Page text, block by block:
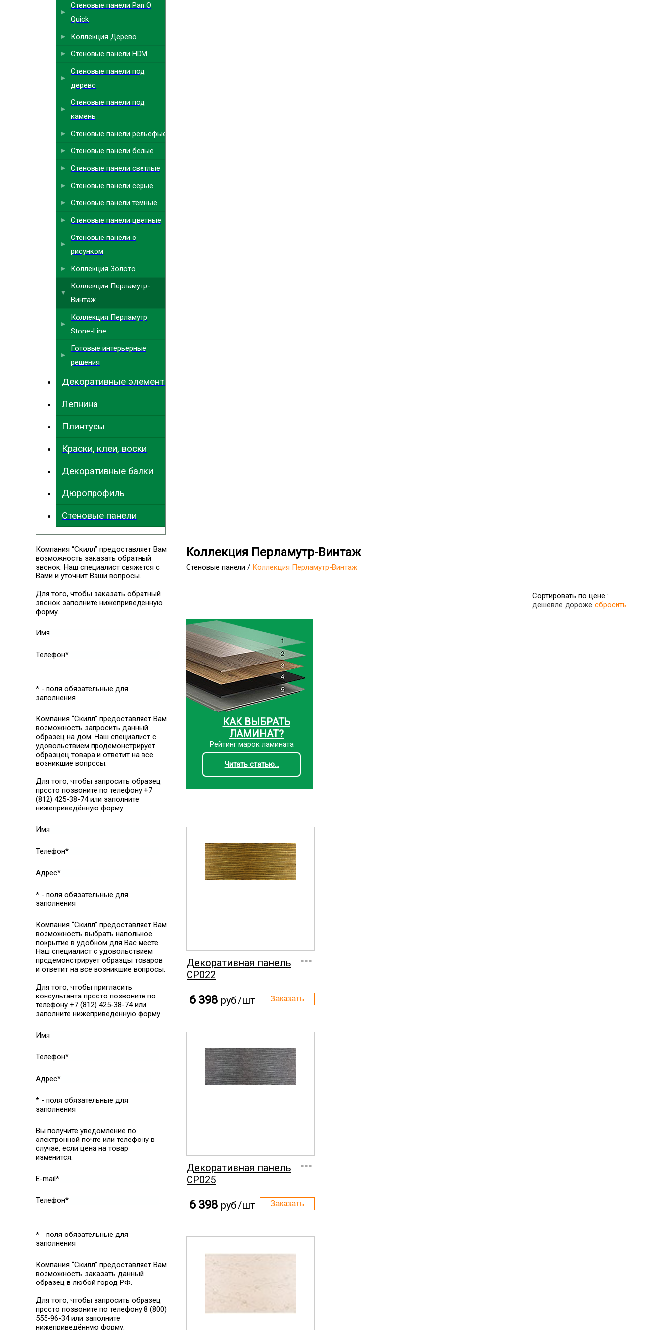
Стеновые панели Pan O
Quick
Коллекция Дерево
Стеновые панели HDM
Стеновые панели под
дерево
Стеновые панели под
камень
Стеновые панели рельефые
Стеновые панели белые
Стеновые панели светлые
Стеновые панели серые
Стеновые панели темные
Стеновые панели цветные
Стеновые панели с
рисунком
Коллекция Золото
Коллекция Перламутр-
Винтаж
Коллекция Перламутр
Stone-Line
Готовые интерьерные
решения
Декоративные элементы
Лепнина
Плинтусы
Краски, клеи, воски
Декоративные балки
Дюропрофиль
Стеновые панели
Коллекция Перламутр-Винтаж
Стеновые панели / Коллекция Перламутр-Винтаж
Сортировать по цене :
дешевле дороже сбросить
КАК ВЫБРАТЬ
ЛАМИНАТ?
Рейтинг марок ламината
Читать статью...
Декоративная панель
CP022
...
6 398 руб./шт
Декоративная панель
CP025
...
6 398 руб./шт
Компания “Скилл” предоставляет Вам
возможность заказать обратный
звонок. Наш специалист свяжется с
Вами и уточнит Ваши вопросы.
Для того, чтобы заказать обратный
звонок заполните нижеприведённую
форму.
Имя
Телефон*
* - поля обязательные для
заполнения
Компания “Скилл” предоставляет Вам
возможность запросить данный
образец на дом. Наш специалист с
удовольствием продемонстрирует
образцец товара и ответит на все
возникшие вопросы.
Для того, чтобы запросить образец
просто позвоните по телефону +7
(812) 425-38-74 или заполните
нижеприведённую форму.
Имя
Телефон*
Адрес*
* - поля обязательные для
заполнения
Компания “Скилл” предоставляет Вам
возможность выбрать напольное
покрытие в удобном для Вас месте.
Наш специалист с удовольствием
продемонстрирует образцы товаров
и ответит на все возникшие вопросы.
Для того, чтобы пригласить
консультанта просто позвоните по
телефону +7 (812) 425-38-74 или
заполните нижеприведённую форму.
Имя
Телефон*
Адрес*
* - поля обязательные для
заполнения
Вы получите уведомление по
электронной почте или телефону в
случае, если цена на товар
изменится.
E-mail*
Телефон*
* - поля обязательные для
заполнения
Компания “Скилл” предоставляет Вам
возможность заказать данный
образец в любой город РФ.
Для того, чтобы запросить образец
просто позвоните по телефону 8 (800)
555-96-34 или заполните
нижеприведённую форму.